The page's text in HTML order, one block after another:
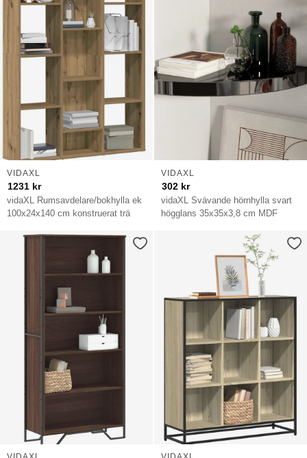
vidaXL Rumsavdelare/bokhylla ek
100x24x140 cm konstruerat trä
VIDAXL
1231 kr
vidaXL Svävande hörnhylla svart
högglans 35x35x3,8 cm MDF
VIDAXL
302 kr